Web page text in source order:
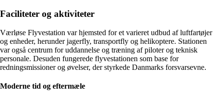
Faciliteter og aktiviteter
Værløse Flyvestation var hjemsted for et varieret udbud af luftfartøjer
og enheder, herunder jagerfly, transportfly og helikoptere. Stationen
var også centrum for uddannelse og træning af piloter og teknisk
personale. Desuden fungerede flyvestationen som base for
redningsmissioner og øvelser, der styrkede Danmarks forsvarsevne.
Moderne tid og eftermæle